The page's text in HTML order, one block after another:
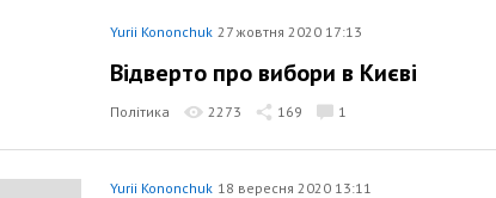
Yurii Kononchuk 27 жовтня 2020 17:13
Відверто про вибори в Києві
Політика 2273 169 1
Yurii Kononchuk 18 вересня 2020 13:11